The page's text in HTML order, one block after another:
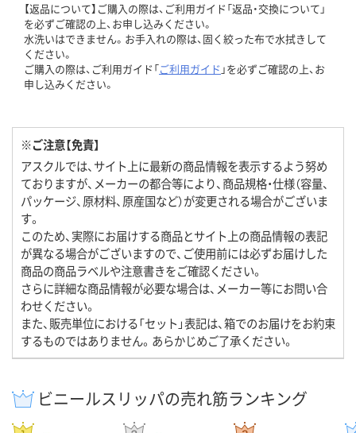
【返品について】ご購入の際は、ご利用ガイド「返品・交換について」
を必ずご確認の上、お申し込みください。
水洗いはできません。お手入れの際は、固く絞った布で水拭きして
ください。
ご購入の際は、ご利用ガイド「ご利用ガイド 」を必ずご確認の上、お
申し込みください。
※ご注意【免責】
アスクルでは、サイト上に最新の商品情報を表示するよう努め
ておりますが、メーカーの都合等により、商品規格・仕様（容量、
パッケージ、原材料、原産国など）が変更される場合がございま
す。
このため、実際にお届けする商品とサイト上の商品情報の表記
が異なる場合がございますので、ご使用前には必ずお届けした
商品の商品ラベルや注意書きをご確認ください。
さらに詳細な商品情報が必要な場合は、メーカー等にお問い合
わせください。
また、販売単位における「セット」表記は、箱でのお届けをお約束
するものではありません。あらかじめご了承ください。
ビニールスリッパの売れ筋ランキング